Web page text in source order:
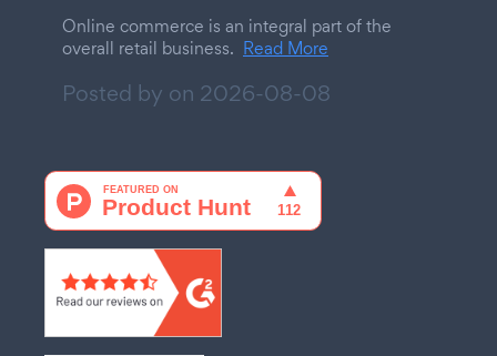
Online commerce is an integral part of the
overall retail business. Read More
Posted by on 2026-08-08